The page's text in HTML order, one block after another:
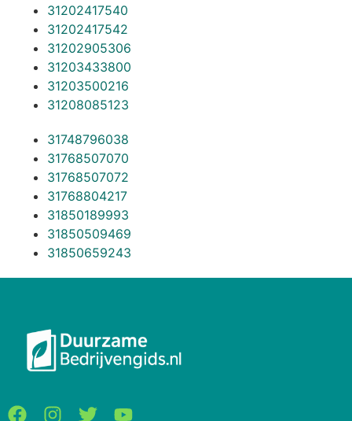
31202417540
31202417542
31202905306
31203433800
31203500216
31208085123
31748796038
31768507070
31768507072
31768804217
31850189993
31850509469
31850659243